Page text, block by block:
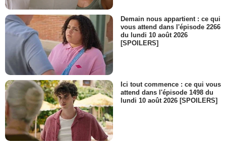
Demain nous appartient : ce qui
vous attend dans l'épisode 2266
du lundi 10 août 2026
[SPOILERS]
Ici tout commence : ce qui vous
attend dans l'épisode 1498 du
lundi 10 août 2026 [SPOILERS]